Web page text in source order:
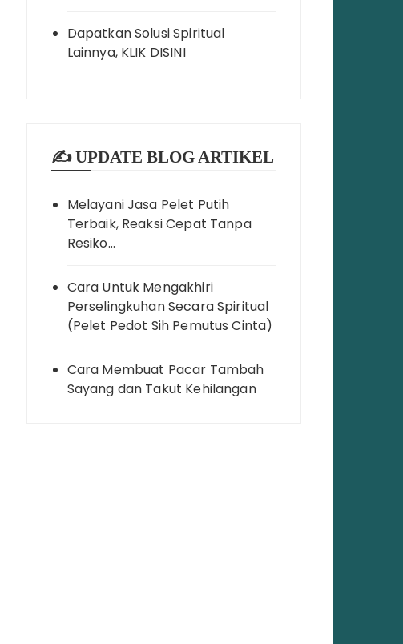
Dapatkan Solusi Spiritual
Lainnya, KLIK DISINI
✍️ UPDATE BLOG ARTIKEL
Melayani Jasa Pelet Putih
Terbaik, Reaksi Cepat Tanpa
Resiko…
Cara Untuk Mengakhiri
Perselingkuhan Secara Spiritual
(Pelet Pedot Sih Pemutus Cinta)
Cara Membuat Pacar Tambah
Sayang dan Takut Kehilangan